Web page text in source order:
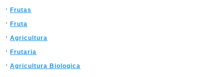
Frutas
Fruta
Agricultura
Frutaria
Agricultura Biologica